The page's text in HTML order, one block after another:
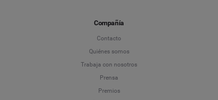
Compañía
Contacto
Quiénes somos
Trabaja con nosotros
Prensa
Premios